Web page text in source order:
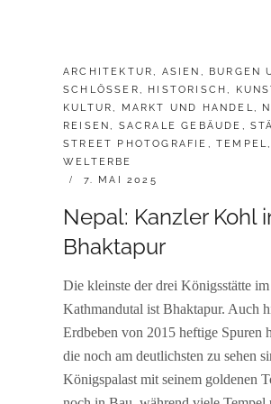
CATEGORIES:
ARCHITEKTUR, ASIEN , BURGEN
SCHLÖSSER, HISTORISCH,
KULTUR, MARKT UND HANDEL,
REISEN, SACRALE GEBÄUDE ,
STREET PHOTOGRAFIE ,TEMPEL,
WELTERBE
POSTED
7. MAI 2025
Nepal: Kanzler Kohl
Bhaktapur
Die kleinste der drei Königsstätte im
Kathmandutal ist Bhaktapur. Auch
Erdbeben von 2015 heftige Spuren
die noch am deutlichsten zu sehen
Königspalast mit seinem goldenen